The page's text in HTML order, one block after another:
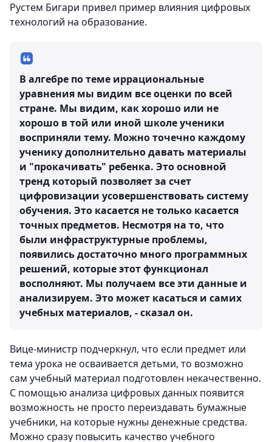
Рустем Бигари привел пример влияния цифровых
технологий на образование.
В алгебре по теме иррациональные
уравнения мы видим все оценки по всей
стране. Мы видим, как хорошо или не
хорошо в той или иной школе ученики
восприняли тему. Можно точечно каждому
ученику дополнительно давать материалы
и "прокачивать" ребенка. Это основной
тренд который позволяет за счет
цифровизации усовершенствовать систему
обучения. Это касается не только касается
точных предметов. Несмотря на то, что
были инфраструктурные проблемы,
появились достаточно много программных
решений, которые этот функционал
восполняют. Мы получаем все эти данные и
анализируем. Это может касаться и самих
учебных материалов, - сказал он.
Вице-министр подчеркнул, что если предмет или
тема урока не осваивается детьми, то возможно
сам учебный материал подготовлен некачественно.
С помощью анализа цифровых данных появится
возможность не просто переиздавать бумажные
учебники, на которые нужны денежные средства.
Можно сразу повысить качество учебного